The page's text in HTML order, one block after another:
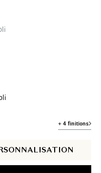
+ 4 finitions